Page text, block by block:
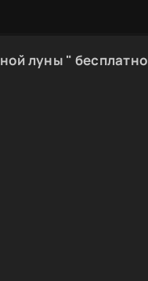
луны " бесплатно